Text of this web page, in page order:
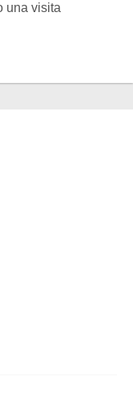
una visita